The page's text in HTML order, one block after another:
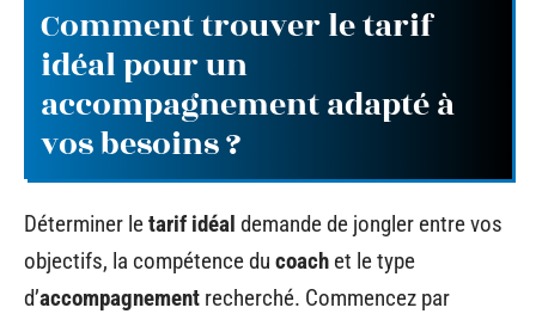
Comment trouver le tarif
idéal pour un
accompagnement adapté à
vos besoins ?
Déterminer letarif idéal demande de jongler entre vos
objectifs, la compétence du coach et le type
d’accompagnement recherché. Commencez par